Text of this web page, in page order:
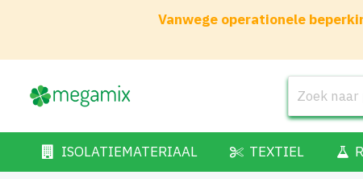
Vanwege operationele
ISOLATIEMATERIAAL TEXTIEL